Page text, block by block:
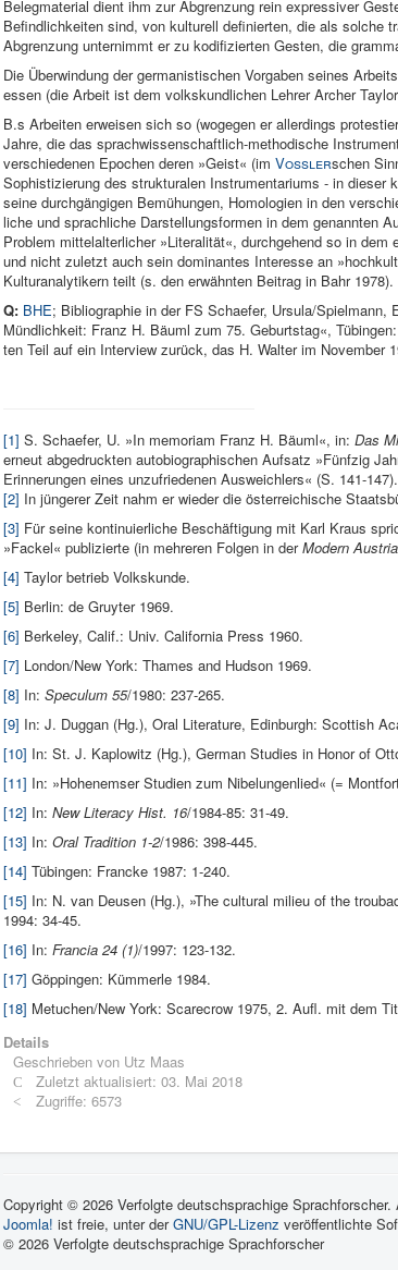
Belegmaterial dient ihm zur Abgrenzung rein expressiver
Befindlichkeiten sind, von kulturell definierten, die als solche
Abgrenzung unternimmt er zu kodifizierten Gesten, die
Die Überwin­dung der germa­nistischen Vorgaben sei­nes
essen (die Arbeit ist dem volkskundlichen Leh­rer Archer
B.s Arbeiten erweisen sich so (wogegen er al­lerdings
Jahre, die das sprachwissenschaftlich-methodische
verschie­denen Epochen deren »Geist« (im Vosslerschen
Sophistizie­rung des strukturalen In­strumentariums - in
seine durchgängigen Bemühungen, Homolo­gien in den
liche und sprachliche Darstellungsformen in dem genannten
Problem mittelalterli­cher »Literalität«, durchgehend so in
und nicht zuletzt auch sein dominantes Interesse an
Kul­turanalytikern teilt (s. den er­wähnten Beitrag in Bahr 1978).
Q: BHE; Bibliographie in der FS Schaefer, Ursula/
Mündlichkeit: Franz H. Bäuml zum 75. Geburtstag«,
ten Teil auf ein Inter­view zurück, das H. Walter im November
[1] S. Schaefer, U. »In memoriam Franz H. Bäuml«, in: Das
erneut abgedruckten autobiographischen Aufsatz »Fünfzig
Erinnerungen eines unzufriedenen Ausweichlers« (S. 141-147).
[2] In jüngerer Zeit nahm er wieder die österreichische
[3] Für seine kontinuierliche Beschäftigung mit Karl Kraus
»Fackel« publizierte (in mehreren Folgen in derModern
[4] Taylor betrieb Volkskunde.
[5] Berlin: de Gruyter 1969.
[6] Berkeley, Calif.: Univ. Ca­lifornia Press 1960.
[7] London/New York: Thames and Hudson 1969.
[8] In: Specu­lum 55/1980: 237-265.
[9] In: J. Duggan (Hg.), Oral Literature, Edinburgh: Scottish
[10] In: St. J. Kaplowitz (Hg.), German Studies in Honor of
[11] In: »Ho­henemser Studien zum Nibelungenlied« (=
[12] In: New Literacy Hist. 16/1984-85: 31-49.
[13] In: Oral Tradi­tion 1-2/1986: 398-445.
[14] Tübingen: Francke 1987: 1-240.
[15] In: N. van Deusen (Hg.), »The cultural milieu of the
1994: 34-45.
[16] In: Francia 24 (1)/1997: 123-132.
[17] Göppingen: Kümmerle 1984.
[18] Metuchen/New York: Scarecrow 1975, 2. Aufl. mit dem
Details
Geschrieben von Utz Maas
Zuletzt aktualisiert: 03. Mai 2018
Zugriffe: 6573
Copyright © 2026 Verfolgte deutschsprachige Sprachforscher.
Joomla! ist freie, unter derGNU/GPL-Lizenz veröffentlichte
© 2026 Verfolgte deutschsprachige Sprachforscher